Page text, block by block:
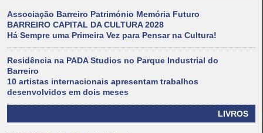
Associação Barreiro Património Memória Futuro
BARREIRO CAPITAL DA CULTURA 2028
Há Sempre uma Primeira Vez para Pensar na Cultura!
Residência na PADA Studios no Parque Industrial do
Barreiro
10 artistas internacionais apresentam trabalhos
desenvolvidos em dois meses
LIVROS